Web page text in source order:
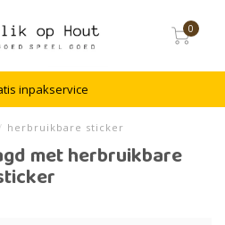
0
inpakservice
herbruikbare sticker
met herbruikbare